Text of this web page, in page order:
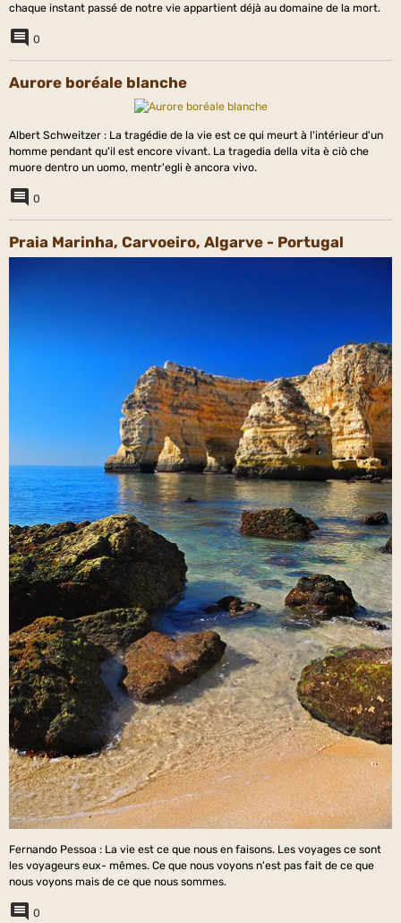
chaque instant passé de notre vie appartient déjà au domaine de la mort.
0
Aurore boréale blanche
Albert Schweitzer : La tragédie de la vie est ce qui meurt à l'intérieur d'un
homme pendant qu'il est encore vivant. La tragedia della vita è ciò che
muore dentro un uomo, mentr'egli è ancora vivo.
0
Praia Marinha, Carvoeiro, Algarve - Portugal
Fernando Pessoa : La vie est ce que nous en faisons. Les voyages ce sont
les voyageurs eux- mêmes. Ce que nous voyons n'est pas fait de ce que
nous voyons mais de ce que nous sommes.
0